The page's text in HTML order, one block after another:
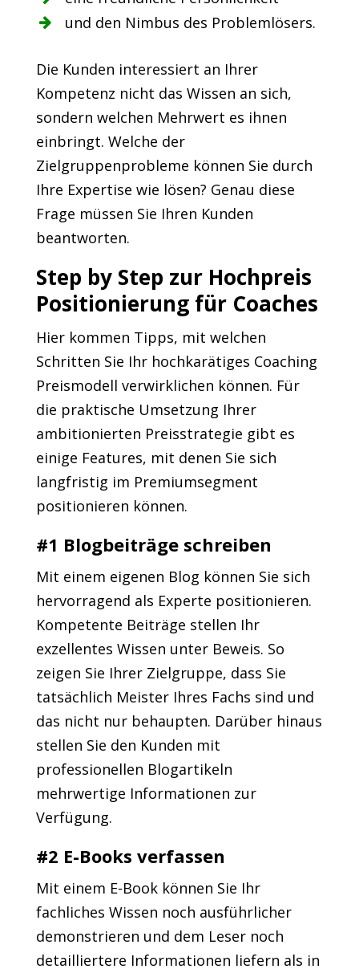
und den Nimbus des Problemlösers.
Die Kunden interessiert an Ihrer
Kompetenz nicht das Wissen an sich,
sondern welchen Mehrwert es ihnen
einbringt. Welche der
Zielgruppenprobleme können Sie durch
Ihre Expertise wie lösen? Genau diese
Frage müssen Sie Ihren Kunden
beantworten.
Step by Step zur Hochpreis
Positionierung für Coaches
Hier kommen Tipps, mit welchen
Schritten Sie Ihr hochkarätiges Coaching
Preismodell verwirklichen können. Für
die praktische Umsetzung Ihrer
ambitionierten Preisstrategie gibt es
einige Features, mit denen Sie sich
langfristig im Premiumsegment
positionieren können.
#1 Blogbeiträge schreiben
Mit einem eigenen Blog können Sie sich
hervorragend als Experte positionieren.
Kompetente Beiträge stellen Ihr
exzellentes Wissen unter Beweis. So
zeigen Sie Ihrer Zielgruppe, dass Sie
tatsächlich Meister Ihres Fachs sind und
das nicht nur behaupten. Darüber hinaus
stellen Sie den Kunden mit
professionellen Blogartikeln
mehrwertige Informationen zur
Verfügung.
#2 E-Books verfassen
Mit einem E-Book können Sie Ihr
fachliches Wissen noch ausführlicher
demonstrieren und dem Leser noch
detailliertere Informationen liefern als in